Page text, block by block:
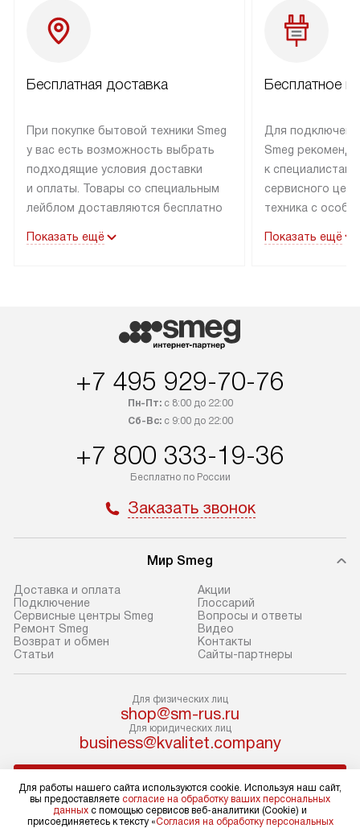
Бесплатная доставка
При покупке бытовой техники Smeg
у вас есть возможность выбрать
подходящие условия доставки
и оплаты. Товары со специальным
лейблом доставляются бесплатно
до подъезда. Доставка за пределы
быть отправлен покупателю
в течение трех дней. Доставка
регионы осуществляется через
транспортные компании. После
100% предоплаты мы бесплатно
транспортной компании в Москве.
Пожалуйста, уточняйте условия
оформлении заказа.
служба доставки привезет
упакованный товар до подъезда.
Если вам необходимо доставить
покупку до двери вашей квартиры
или места установки, пожалуйста,
взиматься дополнительная плата.
Обратите внимание на размеры
товара: например, если габариты
холодильника не позволяют
пронести его через дверной проем,
сотрудники транспортной службы
не имеют права производить
Показать ещё
Бесплатное
Для
Smeg
к специалистам
сервисного
техника с
коммуникациям.
и канализации в
с прайс-листом
по уровню и
по
монтаж не
коммуникаций,
материалы,
и
Показать ещё
+7 495 929-70-76
Пн-Пт:с 8:00 до 22:00
Сб-Вс:с 9:00 до 22:00
+7 800 333-19-36
Бесплатно по России
Заказать звонок
Мир Smeg
Доставка и оплата
Подключение
Сервисные центры Smeg
Ремонт Smeg
Возврат и обмен
Статьи
Акции
Глоссарий
Вопросы и ответы
Видео
Контакты
Сайты-партнеры
Для физических лиц
shop@sm-rus.ru
Для юридических лиц
business@kvalitet.company
Политика конфиденциальности
Для работы нашего сайта используются cookie. Используя наш сайт,
вы предоставляете согласие на обработку ваших персональных
данных с помощью сервисов веб-аналитики (Cookie) и
присоединяетесь к тексту «Согласия на обработку персональных